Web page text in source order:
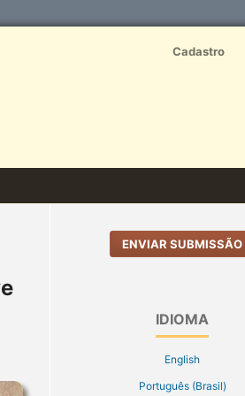
Cadastro
ENVIAR SUBMISSÃO
IDIOMA
English
Português (Brasil)